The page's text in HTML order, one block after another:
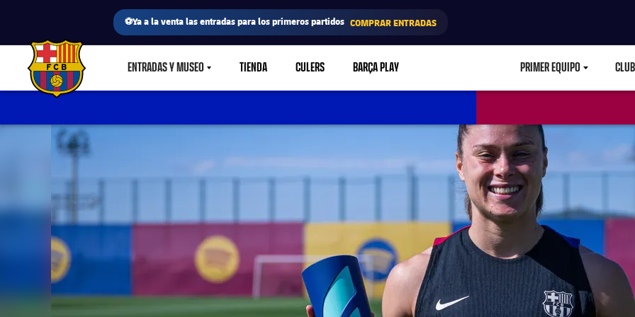
⚽Ya a la venta las entradas para los primeros partidos COMPRAR ENTRADAS
FC Barcelona club badge ENTRADAS Y MUSEOLABEL.SHARE.CARETDOWN
TIENDA CULERS BARÇA PLAY PRIMER EQUIPO CLUB